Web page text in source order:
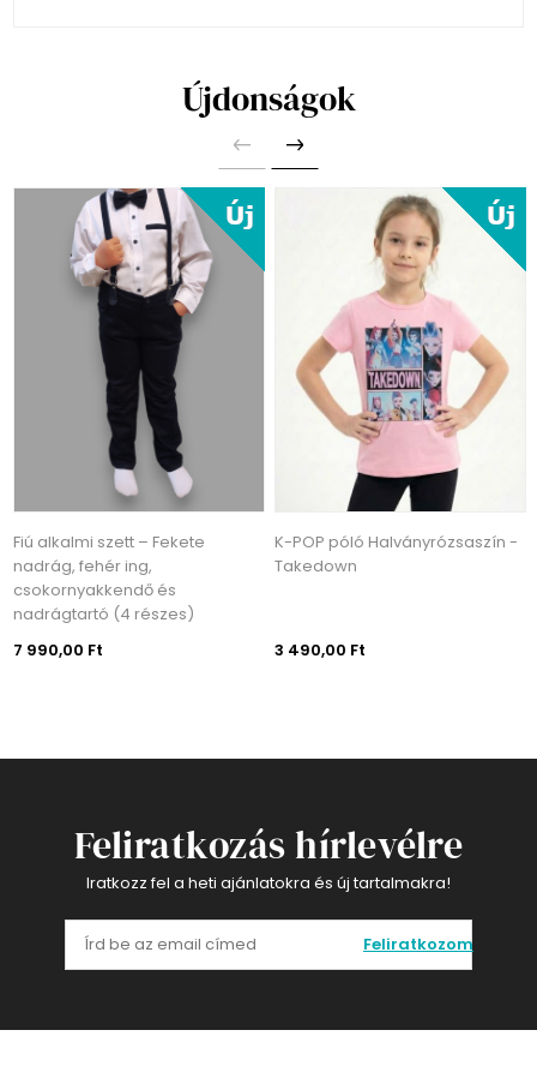
Újdonságok
szett – Fekete
fehér ing,
és
(4 részes)
Ft
K-POP póló Halványrózsaszín -
Takedown
3 490,00 Ft
K-POP
Feliratkozás hírlevélre
Iratkozz fel a heti ajánlatokra és új tartalmakra!
Feliratkozom